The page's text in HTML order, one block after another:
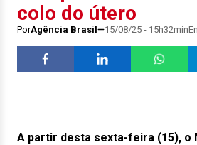
colo do útero
PorAgência Brasil 15/08/25 - 15h32min
A partir desta sexta-feira (15), o